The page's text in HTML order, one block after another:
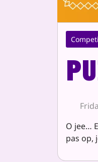
O jee…
pas op,